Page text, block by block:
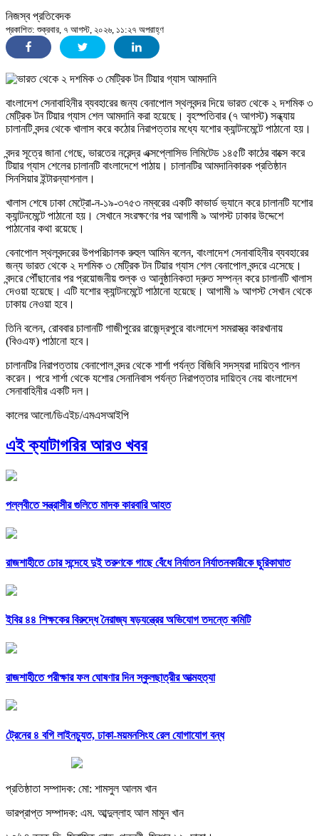
নিজস্ব প্রতিবেদক
প্রকাশিত: শুক্রবার, ৭ আগস্ট, ২০২৬, ১১:২৭ অপরাহ্ণ
বাংলাদেশ সেনাবাহিনীর ব্যবহারের জন্য বেনাপোল স্থলবন্দর দিয়ে ভারত থেকে ২ দশমিক ৩
মেট্রিক টন টিয়ার গ্যাস শেল আমদানি করা হয়েছে। বৃহস্পতিবার (৭ আগস্ট) সন্ধ্যায়
চালানটি বন্দর থেকে খালাস করে কঠোর নিরাপত্তার মধ্যে যশোর ক্যান্টনমেন্টে পাঠানো হয়।
বন্দর সূত্রে জানা গেছে, ভারতের নরেন্দ্র এক্সপ্লোসিভ লিমিটেড ১৪৫টি কাঠের বাক্সে করে
টিয়ার গ্যাস শেলের চালানটি বাংলাদেশে পাঠায়। চালানটির আমদানিকারক প্রতিষ্ঠান
সিনসিয়ার ইন্টারন্যাশনাল।
খালাস শেষে ঢাকা মেট্রো-ন-১৯-৩৭৫৩ নম্বরের একটি কাভার্ড ভ্যানে করে চালানটি যশোর
ক্যান্টনমেন্টে পাঠানো হয়। সেখানে সংরক্ষণের পর আগামী ৯ আগস্ট ঢাকার উদ্দেশে
পাঠানোর কথা রয়েছে।
বেনাপোল স্থলবন্দরের উপপরিচালক রুহুল আমিন বলেন, বাংলাদেশ সেনাবাহিনীর ব্যবহারের
জন্য ভারত থেকে ২ দশমিক ৩ মেট্রিক টন টিয়ার গ্যাস শেল বেনাপোল বন্দরে এসেছে।
বন্দরে পৌঁছানোর পর প্রয়োজনীয় শুল্ক ও আনুষ্ঠানিকতা দ্রুত সম্পন্ন করে চালানটি খালাস
দেওয়া হয়েছে। এটি যশোর ক্যান্টনমেন্টে পাঠানো হয়েছে। আগামী ৯ আগস্ট সেখান থেকে
ঢাকায় নেওয়া হবে।
তিনি বলেন, রোববার চালানটি গাজীপুরের রাজেন্দ্রপুরে বাংলাদেশ সমরাস্ত্র কারখানায়
(বিওএফ) পাঠানো হবে।
চালানটির নিরাপত্তায় বেনাপোল বন্দর থেকে শার্শা পর্যন্ত বিজিবি সদস্যরা দায়িত্ব পালন
করেন। পরে শার্শা থেকে যশোর সেনানিবাস পর্যন্ত নিরাপত্তার দায়িত্ব নেয় বাংলাদেশ
সেনাবাহিনীর একটি দল।
কালের আলো/ডিএইচ/এমএসআইপি
এই ক্যাটাগরির আরও খবর
পল্লবীতে সন্ত্রাসীর গুলিতে মাদক কারবারি আহত
রাজশাহীতে চোর সন্দেহে দুই তরুণকে গাছে বেঁধে নির্যাতন নির্যাতনকারীকে ছুরিকাঘাত
ইবির ৪৪ শিক্ষকের বিরুদ্ধে নৈরাজ্য ষড়যন্ত্রের অভিযোগ তদন্তে কমিটি
রাজশাহীতে পরীক্ষার ফল ঘোষণার দিন স্কুলছাত্রীর আত্মহত্যা
ট্রেনের ৪ বগি লাইনচ্যুত, ঢাকা-ময়মনসিংহ রেল যোগাযোগ বন্ধ
প্রতিষ্ঠাতা সম্পাদক: মো: শামসুল আলম খান
ভারপ্রাপ্ত সম্পাদক: এম. আব্দুল্লাহ আল মামুন খান